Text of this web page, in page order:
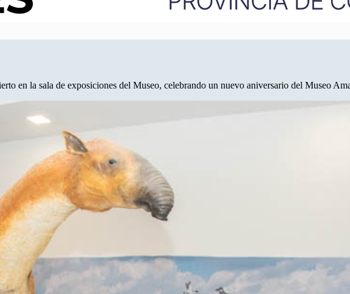
en la sala de exposiciones del Museo, celebrando un nuevo aniversario del Museo